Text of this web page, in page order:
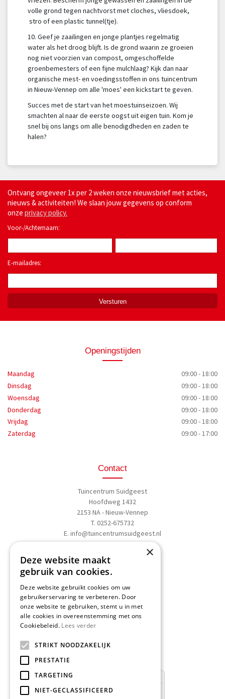
volle grond tegen nachtvorst met cloches, vliesdoek,
stro of een plastic tunnel(tje).
10. Geef je zaailingen en jonge plantjes regelmatig
water als het droog blijft. Is de grond waarin ze groeien
nog niet voorzien van compost, omgeschoffelde
groenbemesters of een fijne mulchlaag? Kijk dan naar
organische mest- en voedingsstoffen in ons tuincentrum
in Nieuw-Vennep om alle 'moes' een kickstart te geven.
Succes met de start van het moestuinseizoen. Wij
smachten al naar de eerste oogst uit eigen tuin. Kom je
snel bij ons langs om alle benodigdheden en zaden te
halen?
Ontvang ongeveer 1x per 2 weken onze nieuwsbrief met acties,
nieuws & activiteiten! We slaan jouw gegevens op conform
onze privacy policy.
Voor-/Achternaam:
E-mailadres:
Openingstijden
Maandag
09:00 - 18:00
Dinsdag
09:00 - 18:00
Woensdag
09:00 - 18:00
Donderdag
09:00 - 18:00
Vrijdag
09:00 - 18:00
Zaterdag
09:00 - 17:00
Contact
Tuincentrum Suidgeest
Hoofdweg 1432
2153 NA - Nieuw-Vennep
T. 0252-675732
E. info@tuincentrumsuidgeest.nl
Routebeschrijving
Schrijf een recensie
Nationale Tuinbon t.w.v. € 25,-!
×
Deze website maakt
gebruik van cookies.
Deze website gebruikt cookies om uw
gebruikerservaring te verbeteren. Door
onze website te gebruiken, stemt u in met
alle cookies in overeenstemming met ons
Cookiebeleid. Lees verder
STRIKT NOODZAKELIJK
PRESTATIE
TARGETING
NIET-GECLASSIFICEERD